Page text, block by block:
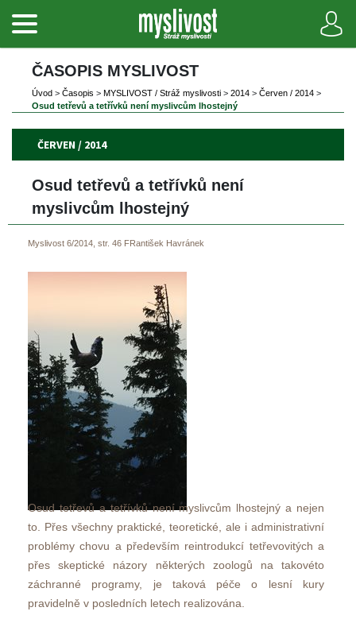
ČASOPIS MYSLIVOST
Úvod > Časopi > MYSLIVOST / Stráž myslivosti > 2014 > Červen / 2014 >
Osud tetřevů a tetřívků není myslivcům lhostejný
ČERVEN / 2014
Osud tetřevů a tetřívků není
myslivcům lhostejný
Myslivost 6/2014, str. 46 FRantišek Havránek
Osud tetřevů a tetřívků není myslivcům lhostejný a nejen
to. Přes všechny praktické, teoretické, ale i administrativní
problémy chovu a především reintrodukcí tetřevovitých a
přes skeptické názory některých zoologů na takovéto
záchranné programy, je taková péče o lesní kury
pravidelně v posledních letech realizována.